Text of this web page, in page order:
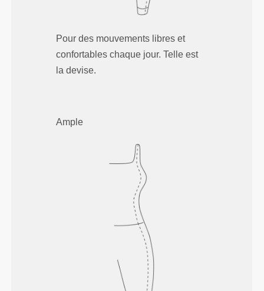
Pour des mouvements libres et
confortables chaque jour. Telle est
la devise.
Ample